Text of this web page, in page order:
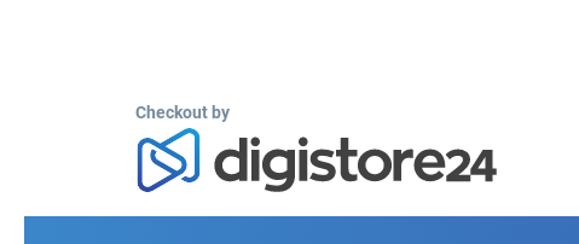
Checkout by